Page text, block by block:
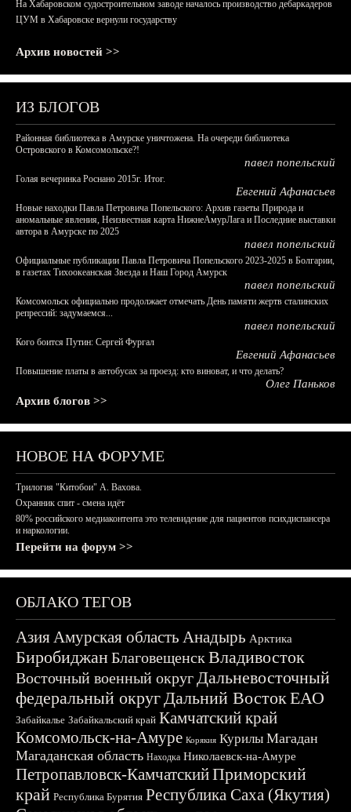
На Хабаровском судостроительном заводе началось производство дебаркадеров
ЦУМ в Хабаровске вернули государству
Архив новостей >>
ИЗ БЛОГОВ
Районная библиотека в Амурске уничтожена. На очереди библиотека
Островского в Комсомольске?!
павел попельский
Голая вечеринка Роснано 2015г. Итог.
Евгений Афанасьев
Новые находки Павла Петровича Попельского: Архив газеты Природа и
аномальные явления, Неизвестная карта НижнеАмурЛага и Последние выставки
автора в Амурске по 2025
павел попельский
Официальные публикации Павла Петровича Попельского 2023-2025 в Болгарии,
в газетах Тихоокеанская Звезда и Наш Город Амурск
павел попельский
Комсомольск официально продолжает отмечать День памяти жертв сталинских
репрессий: задумаемся...
павел попельский
Кого боится Путин: Сергей Фургал
Евгений Афанасьев
Повышение платы в автобусах за проезд: кто виноват, и что делать?
Олег Паньков
Архив блогов >>
НОВОЕ НА ФОРУМЕ
Трилогия "Китобои" А. Вахова.
Охранник спит - смена идёт
80% российского медиаконтента это телевидение для пациентов психдиспансера
и наркологии.
Перейти на форум >>
ОБЛАКО ТЕГОВ
АзияАмурская область Анадырь Арктика
БиробиджанБлаговещенскВладивосток
Восточный военный округДальневосточный
федеральный округДальний ВостокЕАО
Забайкалье Забайкальский край Камчатский край
Комсомольск-на-Амуре Корякия Курилы Магадан
Магаданская область Находка Николаевск-на-Амуре
Петропавловск-КамчатскийПриморский
край Республика Бурятия Республика Саха (Якутия)